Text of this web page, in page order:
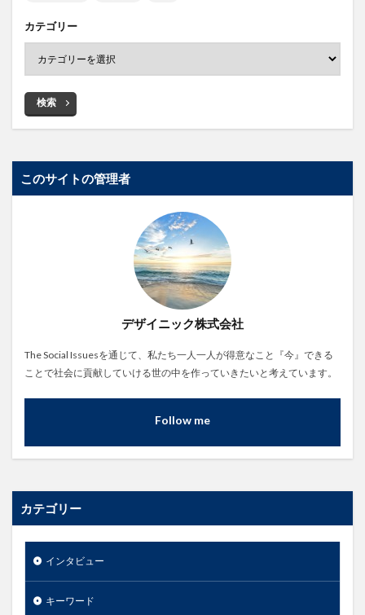
カテゴリー
検索
このサイトの管理者
デザイニック株式会社
The Social Issuesを通じて、私たち一人一人が得意なこと『今』できる
ことで社会に貢献していける世の中を作っていきたいと考えています。
Follow me
カテゴリー
インタビュー
キーワード